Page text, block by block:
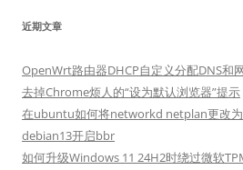
近期文章
OpenWrt路由器DHCP自定义分配DNS和
去掉Chrome烦人的“设为默认浏览器”提示
在ubuntu如何将networkd netplan更改
debian13开启bbr
如何升级Windows 11 24H2时绕过微软